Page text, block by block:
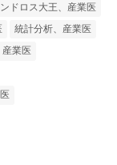
ドロス大王、産業医
統計分析、産業医
業医